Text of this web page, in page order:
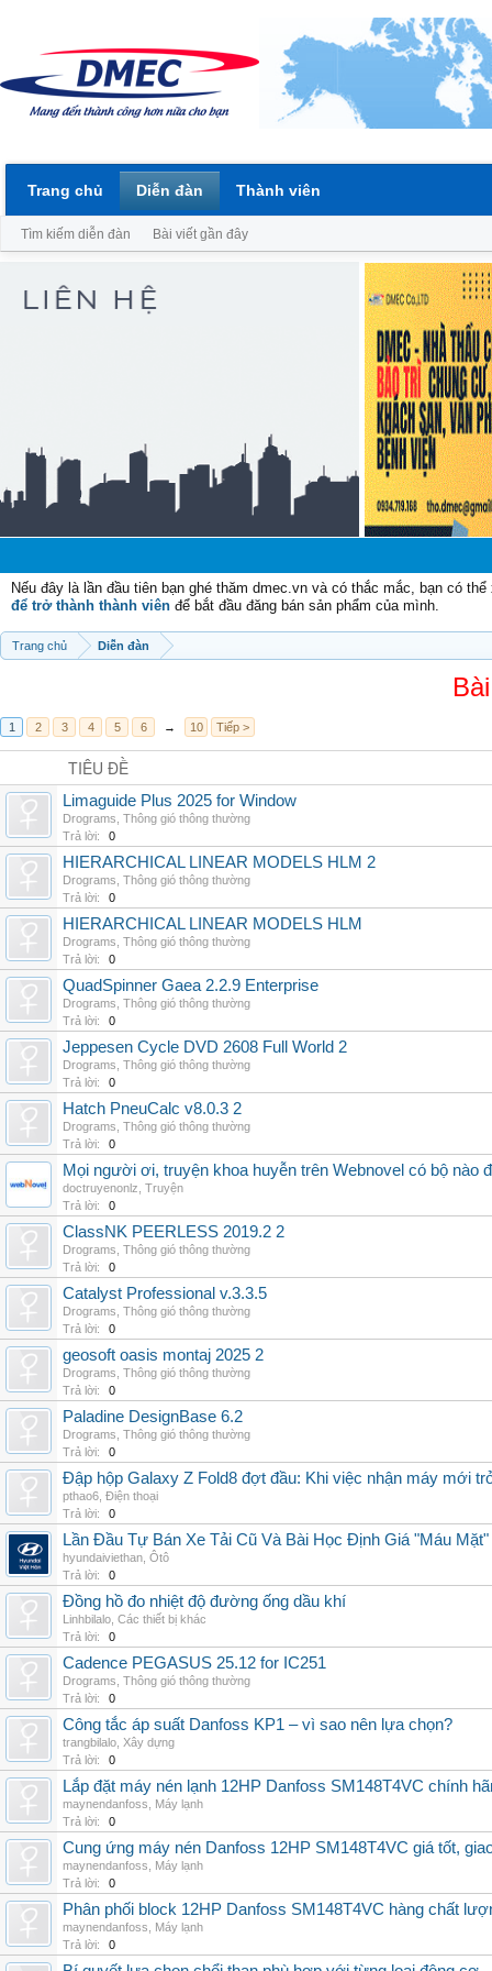
Nếu đây là lần đầu tiên bạn ghé thăm dmec.vn và có thắc mắc, bạn có
để trở thành thành viên để bắt đầu đăng bán sản phẩm của mình.
Trang chủ Diễn đàn
1 2 3 4 5 6 → 10 Tiếp >
TIÊU ĐỀ
Limaguide Plus 2025 for Window
Drograms Thông gió thông thường
Trả lời:
0
HIERARCHICAL LINEAR MODELS HLM 2
Drograms Thông gió thông thường
Trả lời:
0
HIERARCHICAL LINEAR MODELS HLM
Drograms Thông gió thông thường
Trả lời:
0
QuadSpinner Gaea 2.2.9 Enterprise
Drograms Thông gió thông thường
Trả lời:
0
Jeppesen Cycle DVD 2608 Full World 2
Drograms Thông gió thông thường
Trả lời:
0
Hatch PneuCalc v8.0.3 2
Drograms Thông gió thông thường
Trả lời:
0
Mọi người ơi, truyện khoa huyễn trên Webnovel có bộ nào
doctruyenonlz Truyện
Trả lời:
0
ClassNK PEERLESS 2019.2 2
Drograms Thông gió thông thường
Trả lời:
0
Catalyst Professional v.3.3.5
Drograms Thông gió thông thường
Trả lời:
0
geosoft oasis montaj 2025 2
Drograms Thông gió thông thường
Trả lời:
0
Paladine DesignBase 6.2
Drograms Thông gió thông thường
Trả lời:
0
Đập hộp Galaxy Z Fold8 đợt đầu: Khi việc nhận máy mới
pthao6 Điện thoại
Trả lời:
0
Lần Đầu Tự Bán Xe Tải Cũ Và Bài Học Định Giá "Máu
hyundaiviethan Ôtô
Trả lời:
0
Đồng hồ đo nhiệt độ đường ống dầu khí
Linhbilalo Các thiết bị khác
Trả lời:
0
Cadence PEGASUS 25.12 for IC251
Drograms Thông gió thông thường
Trả lời:
0
Công tắc áp suất Danfoss KP1 – vì sao nên lựa chọn?
trangbilalo Xây dựng
Trả lời:
0
Lắp đặt máy nén lạnh 12HP Danfoss SM148T4VC chính
maynendanfoss
Máy lạnh
Trả lời:
0
Cung ứng máy nén Danfoss 12HP SM148T4VC giá tốt,
maynendanfoss
Máy lạnh
Trả lời:
0
Phân phối block 12HP Danfoss SM148T4VC hàng chất
maynendanfoss
Máy lạnh
Trả lời:
0
Trang chủ Diễn đàn
Tìm kiếm diễn đàn Bài viết gần đây
Thành viên